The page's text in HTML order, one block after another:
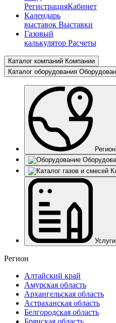
РегистрацияКабинет
Календарь
выставок Выставки
Газовый
калькулятор Расчеты
Каталог компаний Компании
Каталог оборудования
Регион
Регион
Алтайский край
Амурская область
Архангельская область
Астраханская область
Белгородская область
Брянская область